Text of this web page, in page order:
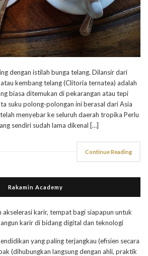
dengan istilah bunga telang. Dilansir dari
kembang telang (Clitoria ternatea) adalah
biasa ditemukan di pekarangan atau tepi
suku polong-polongan ini berasal dari Asia
menyebar ke seluruh daerah tropika Perlu
sendiri sudah lama dikenal […]
Continue Reading
Rakamin Academy
akselerasi karir, tempat bagi siapapun untuk
karir di bidang digital dan teknologi
yang paling terjangkau (efisien secara
(dihubungkan langsung dengan ahli, praktik